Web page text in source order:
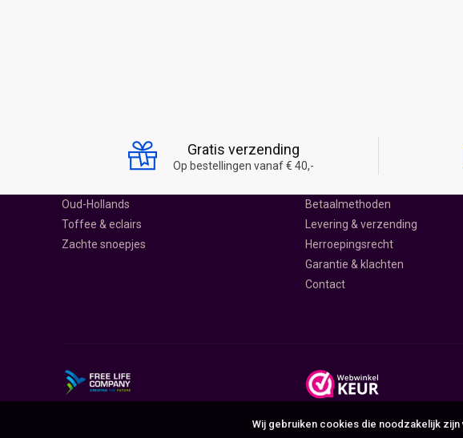
Wij gebruiken cookies die noodzakelijk
Gratis verzending
Op bestellingen vanaf € 40,-
Harde snoepjes
Oud-Hollands
Toffee & eclairs
Zachte snoepjes
Ontdek Snoepwinkel
Betaalmethoden
Levering & verzending
Herroepingsrecht
Garantie & klachten
Contact